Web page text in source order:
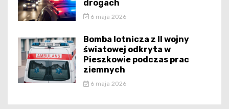
drogach
6 maja 2026
Bomba lotnicza z II wojny
światowej odkryta w
Pieszkowie podczas prac
ziemnych
6 maja 2026